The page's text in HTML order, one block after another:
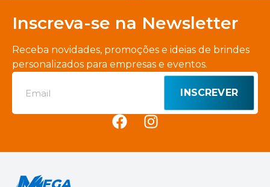
Inscreva-se na Newsletter
Receba novidades, promoções e ideias de brindes
personalizados para empresas e eventos.
INSCREVER